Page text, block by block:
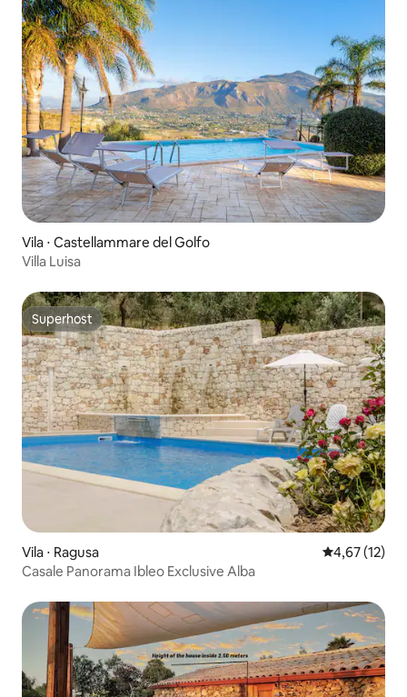
Vila ⋅ Castellammare del Golfo
Villa Luisa
Superhost
Superhost
Vila ⋅ Ragusa 4,67 de uma
4,67 (12)
Casale Panorama Ibleo Exclusive Alba